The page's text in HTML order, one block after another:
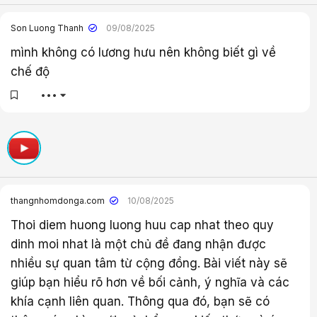
Son Luong Thanh 09/08/2025
mình không có lương hưu nên không biết gì về
chế độ
•••
thangnhomdonga.com 10/08/2025
Thoi diem huong luong huu cap nhat theo quy
dinh moi nhat là một chủ đề đang nhận được
nhiều sự quan tâm từ cộng đồng. Bài viết này sẽ
giúp bạn hiểu rõ hơn về bối cảnh, ý nghĩa và các
khía cạnh liên quan. Thông qua đó, bạn sẽ có